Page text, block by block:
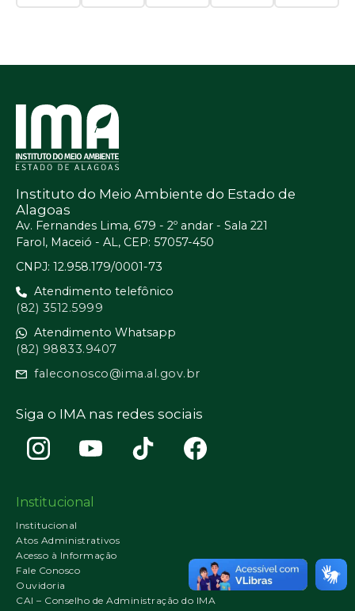
Instituto do Meio Ambiente do Estado de
Alagoas
Av. Fernandes Lima, 679 - 2º andar - Sala 221
Farol, Maceió - AL, CEP: 57057-450
CNPJ: 12.958.179/0001-73
Atendimento telefônico
(82) 3512.5999
Atendimento Whatsapp
(82) 98833.9407
faleconosco@ima.al.gov.br
Siga o IMA nas redes sociais
Institucional
Institucional
Atos Administrativos
Acesso à Informação
Fale Conosco
Ouvidoria
CAI – Conselho de Administração do IMA